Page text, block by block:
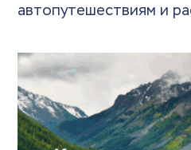
автопутешествиям и